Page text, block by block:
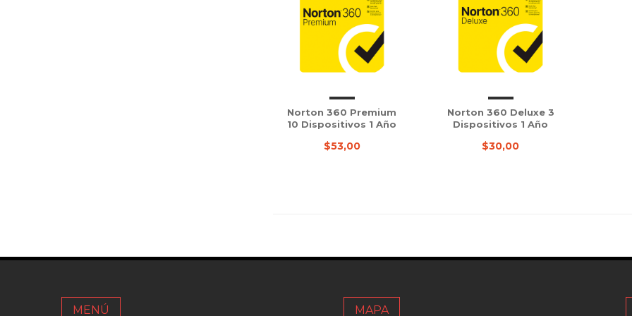
Norton 360 Premium
10 Dispositivos 1 Año
$53,00
Norton 360 Deluxe 3
Dispositivos 1 Año
$30,00
MENÚ MAPA